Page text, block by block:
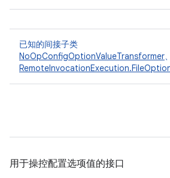
已知的间接子类
NoOpConfigOptionValueTransformer、
用于操控配置选项值的接口